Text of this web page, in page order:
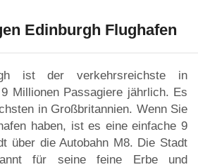
Edinburgh Flughafen
ist der verkehrsreichste in
Millionen Passagiere jährlich. Es
in Großbritannien. Wenn Sie
haben, ist es eine einfache 9
über die Autobahn M8. Die Stadt
für seine feine Erbe und